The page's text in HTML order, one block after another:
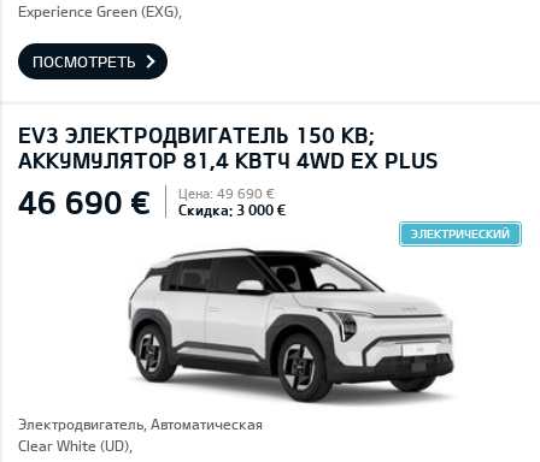
Experience Green (EXG),
ПОСМОТРЕТЬ
EV3 ЭЛЕКТРОДВИГАТЕЛЬ 150 КВ;
AККУМУЛЯТОР 81,4 КВТЧ 4WD EX PLUS
46 690 € Цена: 49 690 €
Скидка: 3 000 €
ЭЛЕКТРИЧЕСКИЙ
Электродвигатель, Автоматическая
Clear White (UD),